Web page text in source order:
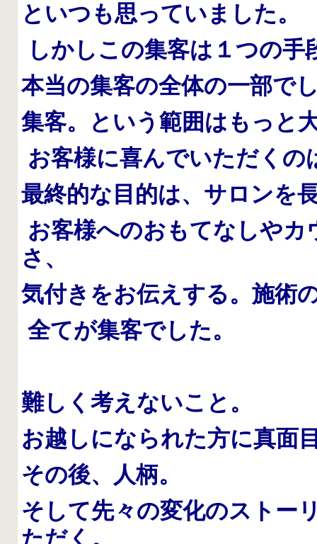
といつも思っていました。
しかしこの集客は１つの手
本当の集客の全体の一部で
集客。という範囲はもっと
お客様に喜んでいただくの
最終的な目的は、サロンを
お客様へのおもてなしや
さ、
気付きをお伝えする。施術
全てが集客でした。
難しく考えないこと。
お越しになられた方に真面
その後、人柄。
そして先々の変化のストー
ただく。